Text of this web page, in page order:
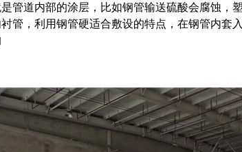
是管道内部的涂层，比如钢管输送硫酸会腐蚀，
衬管，利用钢管硬适合敷设的特点，在钢管内套